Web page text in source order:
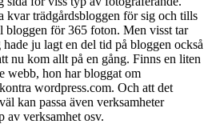
kvar trädgårdsbloggen för sig och tills
bloggen för 365 foton. Men visst tar
hade ju lagt en del tid på bloggen också
nu kom allt på en gång. Finns en liten
webb, hon har bloggat om
wordpress.com. Och att det
kan passa även verksamheter
av verksamhet osv.